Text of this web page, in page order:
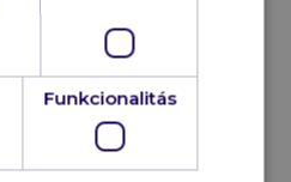
tartalmaz a
az összes
Funkcionalitás